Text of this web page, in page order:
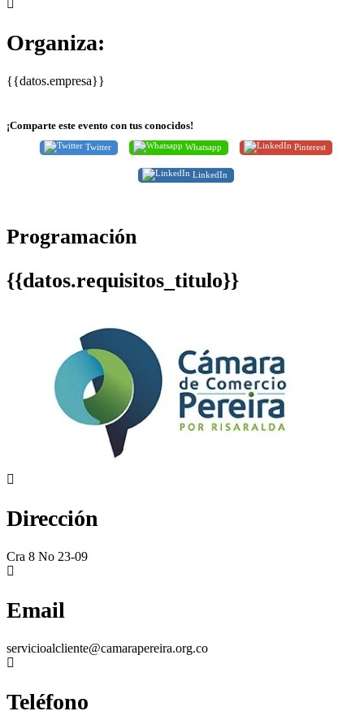
Organiza:
{{datos.empresa}}
¡Comparte este evento con tus conocidos!
Twitter Whatsapp Pinterest
LinkedIn
Programación
{{datos.requisitos_titulo}}
Dirección
Cra 8 No 23-09
Email
servicioalcliente@camarapereira.org.co
Teléfono